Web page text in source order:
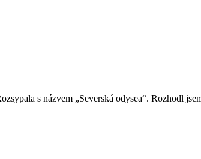
s názvem „Severská odysea“. Rozhodl